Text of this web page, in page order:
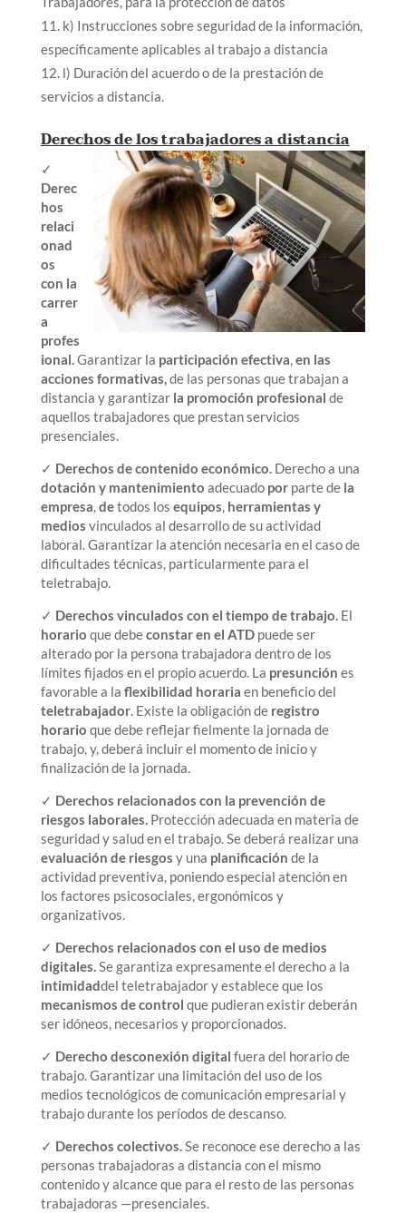
k) Instrucciones sobre seguridad de la información,
específicamente aplicables al trabajo a distancia
l) Duración del acuerdo o de la prestación de
servicios a distancia.
Derechos de los trabajadores a distancia
✓
Derec
hos
relaci
onad
os
con la
carrer
a
profes
ional.Garantizar la participación efectiva,en las
acciones formativas,de las personas que trabajan a
distancia y garantizarla promoción profesional de
aquellos trabajadores que prestan servicios
presenciales.
✓ Derechos de contenido económico.Derecho a una
dotación y mantenimiento adecuado porparte de la
empresa,detodos los equipos, herramientas y
medios vinculados al desarrollo de su actividad
laboral. Garantizar la atención necesaria en el caso de
dificultades técnicas, particularmente para el
teletrabajo.
✓ Derechos vinculados con el tiempo de trabajo.El
horario que debeconstar en el ATD puede ser
alterado por la persona trabajadora dentro de los
límites fijados en el propio acuerdo. La presunción es
favorable a la flexibilidad horaria en beneficio del
teletrabajador. Existe la obligación de registro
horario que debe reflejar fielmente la jornada de
trabajo, y, deberá incluir el momento de inicio y
finalización de la jornada.
✓ Derechos relacionados con la prevención de
riesgos laborales. Protección adecuada en materia de
seguridad y salud en el trabajo. Se deberá realizar una
evaluación de riesgos y una planificación de la
actividad preventiva, poniendo especial atención en
los factores psicosociales, ergonómicos y
organizativos.
✓ Derechos relacionados con el uso de medios
digitales.Se garantiza expresamente el derecho a la
intimidaddel teletrabajador y establece que los
mecanismos de control que pudieran existir deberán
ser idóneos, necesarios y proporcionados.
✓ Derecho desconexión digital fuera del horario de
trabajo. Garantizar una limitación del uso de los
medios tecnológicos de comunicación empresarial y
trabajo durante los períodos de descanso.
✓ Derechos colectivos.Se reconoce ese derecho a las
personas trabajadoras a distancia con el mismo
contenido y alcance que para el resto de las personas
trabajadoras —presenciales.